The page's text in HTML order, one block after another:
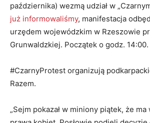
października) wezmą udział w
już informowaliśmy, manifestacja
urzędem wojewódzkim w Rzeszowie
Grunwaldzkiej. Początek o godz. 14:00.
#CzarnyProtest organizują
Razem.
„Sejm pokazał w miniony piątek, że